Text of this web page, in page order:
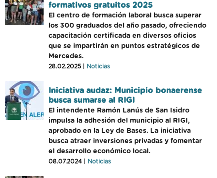
formativos gratuitos 2025
El centro de formación laboral busca superar
los 300 graduados del año pasado, ofreciendo
capacitación certificada en diversos oficios
que se impartirán en puntos estratégicos de
Mercedes.
28.02.2025 | Noticias
Iniciativa audaz: Municipio bonaerense
busca sumarse al RIGI
El intendente Ramón Lanús de San Isidro
impulsa la adhesión del municipio al RIGI,
aprobado en la Ley de Bases. La iniciativa
busca atraer inversiones privadas y fomentar
el desarrollo económico local.
08.07.2024 | Noticias